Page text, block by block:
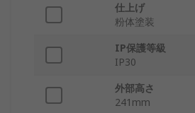
仕上げ
粉体塗装
IP保護等級
IP30
外部高さ
241mm